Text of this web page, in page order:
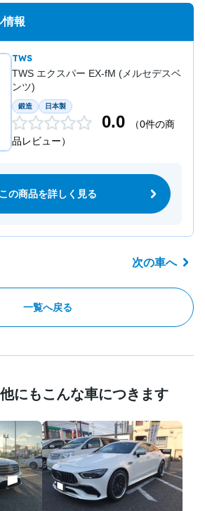
情報
TWS
TWS エクスパー EX-fM (メルセデスベ
ンツ)
鍛造 日本製
0.0
（0件の商
品レビュー）
この商品を詳しく見る
一覧へ戻る
次の車へ
にもこんな車につきます